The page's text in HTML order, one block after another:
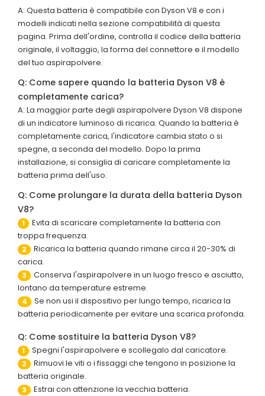
A: Questa batteria è compatibile con Dyson V8 e con i
modelli indicati nella sezione compatibilità di questa
pagina. Prima dell'ordine, controlla il codice della batteria
originale, il voltaggio, la forma del connettore e il modello
del tuo aspirapolvere.
Q: Come sapere quando la batteria Dyson V8 è
completamente carica?
A: La maggior parte degli aspirapolvere Dyson V8 dispone
di un indicatore luminoso di ricarica. Quando la batteria è
completamente carica, l'indicatore cambia stato o si
spegne, a seconda del modello. Dopo la prima
installazione, si consiglia di caricare completamente la
batteria prima dell'uso.
Q: Come prolungare la durata della batteria Dyson
V8?
1
Evita di scaricare completamente la batteria con
troppa frequenza.
2
Ricarica la batteria quando rimane circa il 20-30% di
carica.
3
Conserva l'aspirapolvere in un luogo fresco e asciutto,
lontano da temperature estreme.
4
Se non usi il dispositivo per lungo tempo, ricarica la
batteria periodicamente per evitare una scarica profonda.
Q: Come sostituire la batteria Dyson V8?
1 Spegni l'aspirapolvere e scollegalo dal caricatore.
2
Rimuovi le viti o i fissaggi che tengono in posizione la
batteria originale.
3 Estrai con attenzione la vecchia batteria.